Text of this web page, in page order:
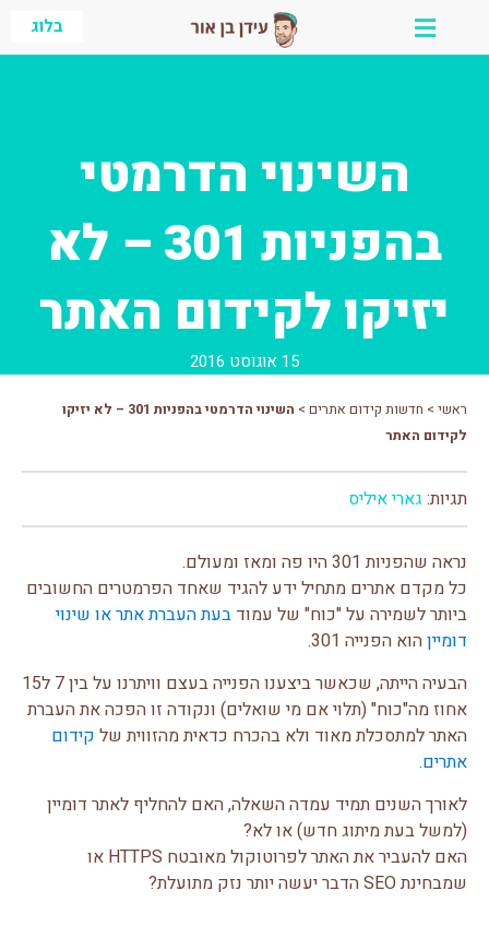
בלוג
השינוי הדרמטי
בהפניות 301 – לא
יזיקו לקידום האתר
15 אוגוסט 2016
ראשי > חדשות קידום אתרים >
השינוי הדרמטי בהפניות 301 – לא יזיקו
לקידום האתר
תגיות: גארי איליס
נראה שהפניות 301 היו פה ומאז ומעולם.
כל מקדם אתרים מתחיל ידע להגיד שאחד הפרמטרים החשובים
ביותר לשמירה על "כוח" של עמוד בעת העברת אתר או שינוי
דומייןהוא הפנייה 301.
הבעיה הייתה, שכאשר ביצענו הפנייה בעצם וויתרנו על בין 7 ל15
אחוז מה"כוח" (תלוי אם מי שואלים) ונקודה זו הפכה את העברת
האתר למתסכלת מאוד ולא בהכרח כדאית מהזווית של קידום
אתרים.
לאורך השנים תמיד עמדה השאלה, האם להחליף לאתר דומיין
(למשל בעת מיתוג חדש) או לא?
האם להעביר את האתר לפרוטוקול מאובטח HTTPS או
שמבחינת SEO הדבר יעשה יותר נזק מתועלת?